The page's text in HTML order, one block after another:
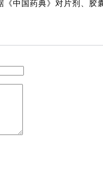
中国药典》对片剂、胶